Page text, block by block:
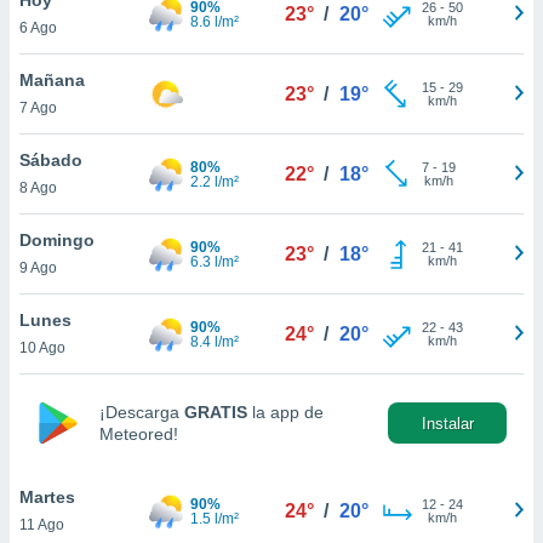
en
más
nuestra
de
aceptar
de
6 Ago
90%
8.6 l/m²
23° / 20° 26- 50
km/h
Mañana
7 Ago
23° / 19° 15- 29
km/h
Sábado
8 Ago
80%
2.2 l/m²
22° / 18° 7- 19
km/h
Domingo
9 Ago
90%
6.3 l/m²
23° / 18° 21 - 41
km/h
Lunes
10 Ago
90%
8.4 l/m²
24° / 20° 22- 43
km/h
¡Descarga GRATIS la app de
Meteored!
Instalar
Martes
11 Ago
90%
1.5 l/m²
24° / 20° 12- 24
km/h